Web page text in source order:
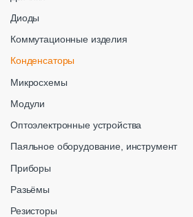
Диоды
Коммутационные изделия
Конденсаторы
Микросхемы
Модули
Оптоэлектронные устройства
Паяльное оборудование, инструмент
Приборы
Разьёмы
Резисторы